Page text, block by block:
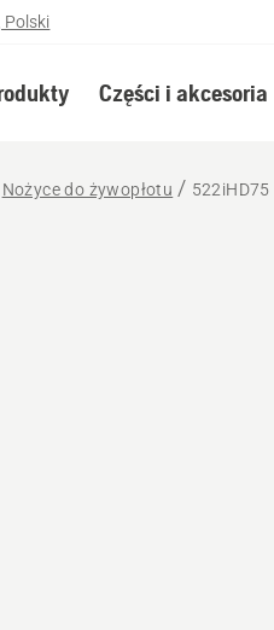
Polski
Części i akcesoria
Nożyce do żywopłotu 522iHD75